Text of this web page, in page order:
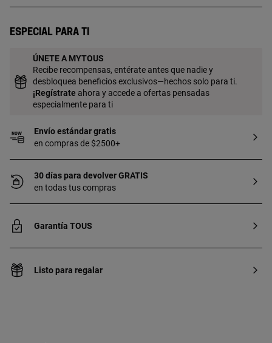
esterilizado. Apto para segunda puesta.
de producción: Fundición.
Especial para ti
ÚNETE A MYTOUS
Recibe recompensas, entérate antes que nadie y
desbloquea beneficios exclusivos—hechos solo para ti.
¡Regístrate ahora y accede a ofertas pensadas
especialmente para ti
Envío estándar gratis
en compras de $2500+
30 días para devolver GRATIS
en todas tus compras
Garantía TOUS
Listo para regalar